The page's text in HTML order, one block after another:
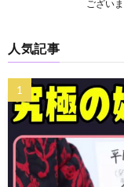
ござい
人気記事